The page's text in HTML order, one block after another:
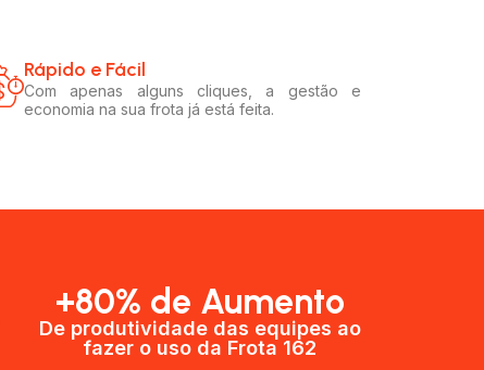
Rápido e Fácil​
Com apenas alguns cliques, a gestão e
economia na sua frota já está feita.
+80% de Aumento
De produtividade das equipes ao
fazer o uso da Frota 162​